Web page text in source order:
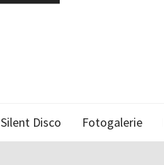
Silent Disco Fotogalerie